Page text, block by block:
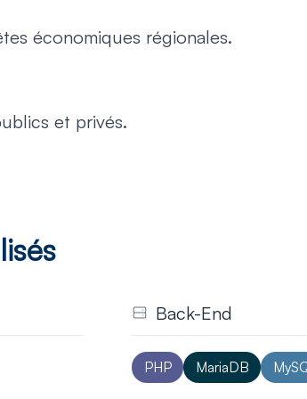
économiques régionales.
et privés.
pour le
Développement
Back-End
robuste et performant
PHP MariaDB